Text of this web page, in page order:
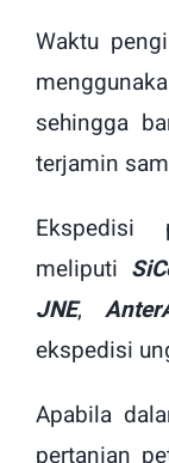
Waktu
sehingga
terjamin
Ekspedisi
meliputi
JNE,
ekspedisi
Apabila
pertanian